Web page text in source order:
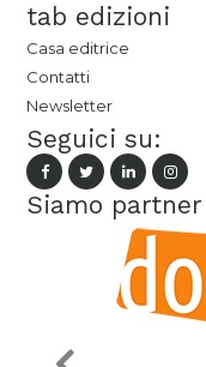
tab edizioni
Casa editrice
Contatti
Newsletter
Seguici su:
Siamo